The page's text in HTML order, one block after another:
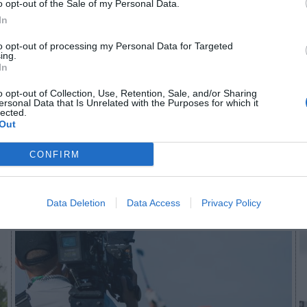
opt-out of the Sale of my Personal Data.
opt-out of processing my Personal Data for Targeted
opt-out of Collection, Use, Retention, Sale, and/or Sharing
Data that Is Unrelated with the Purposes for which it
CONFIRM
Data Deletion Data Access Privacy Policy
no formas parte de 2Playbook
¡Suscríbete! Inicia sesión